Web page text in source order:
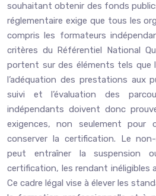
souhaitant obtenir des fonds
réglementaire exige que tous les
compris les formateurs
critères du Référentiel National
portent sur des éléments tels que
l’adéquation des prestations aux
suivi et l’évaluation des
indépendants doivent donc
exigences, non seulement pour
conserver la certification. Le
peut entraîner la suspension
certification, les rendant inéligibles
Ce cadre légal vise à élever les